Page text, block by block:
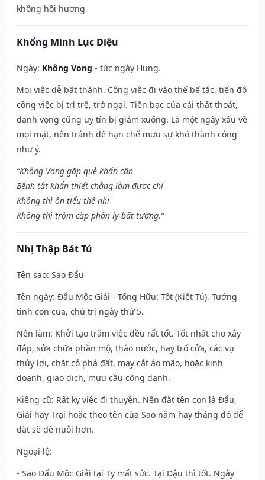
không hồi hương
Khổng Minh Lục Diệu
Ngày: Không Vong - tức ngày Hung.
Mọi việc dễ bất thành. Công việc đi vào thế bế tắc, tiến độ
công việc bị trì trệ, trở ngại. Tiền bạc của cải thất thoát,
danh vọng cũng uy tín bị giảm xuống. Là một ngày xấu về
mọi mặt, nên tránh để hạn chế mưu sự khó thành công
như ý.
“Không Vong gặp quẻ khẩn cần
Bệnh tật khẩn thiết chẳng làm được chi
Không thì ôn tiểu thê nhi
Không thì trộm cắp phân ly bất tường.”
Nhị Thập Bát Tú
Tên sao: Sao Đẩu
Tên ngày: Đẩu Mộc Giải - Tống Hữu: Tốt (Kiết Tú). Tướng
tinh con cua, chủ trị ngày thứ 5.
Nên làm: Khởi tạo trăm việc đều rất tốt. Tốt nhất cho xây
đắp, sửa chữa phần mộ, tháo nước, hay trổ cửa, các vụ
thủy lợi, chặt cỏ phá đất, may cắt áo mão, hoặc kinh
doanh, giao dịch, mưu cầu công danh.
Kiêng cữ: Rất kỵ việc đi thuyền. Nên đặt tên con là Đẩu,
Giải hay Trại hoặc theo tên của Sao năm hay tháng đó để
đặt sẽ dễ nuôi hơn.
Ngoại lệ:
- Sao Đẩu Mộc Giải tại Tỵ mất sức. Tại Dậu thì tốt. Ngày